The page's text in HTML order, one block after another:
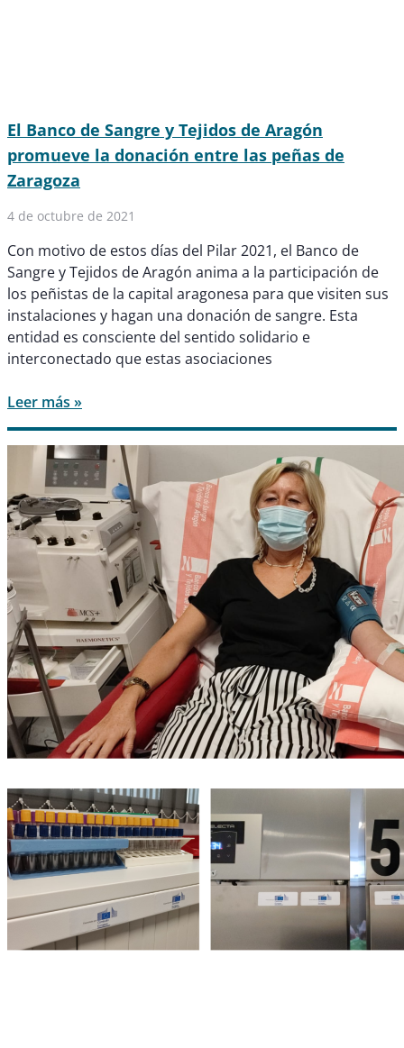
El Banco de Sangre y Tejidos de Aragón
promueve la donación entre las peñas de
Zaragoza
4 de octubre de 2021
Con motivo de estos días del Pilar 2021, el Banco de
Sangre y Tejidos de Aragón anima a la participación de
los peñistas de la capital aragonesa para que visiten sus
instalaciones y hagan una donación de sangre. Esta
entidad es consciente del sentido solidario e
interconectado que estas asociaciones
Leer más »